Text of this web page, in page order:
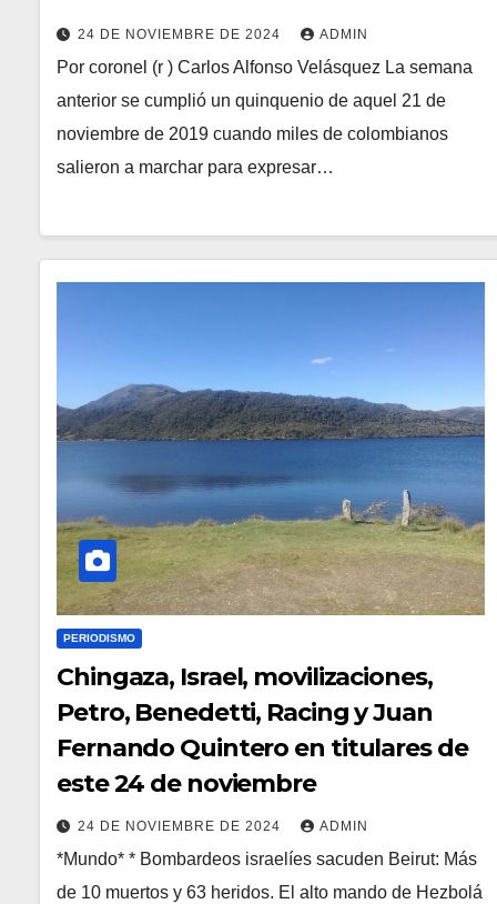
24 DE NOVIEMBRE DE 2024 ADMIN
Por coronel (r ) Carlos Alfonso Velásquez La semana
anterior se cumplió un quinquenio de aquel 21 de
noviembre de 2019 cuando miles de colombianos
salieron a marchar para expresar…
PERIODISMO
Chingaza, Israel, movilizaciones,
Petro, Benedetti, Racing y Juan
Fernando Quintero en titulares de
este 24 de noviembre
24 DE NOVIEMBRE DE 2024 ADMIN
*Mundo* * Bombardeos israelíes sacuden Beirut: Más
de 10 muertos y 63 heridos. El alto mando de Hezbolá